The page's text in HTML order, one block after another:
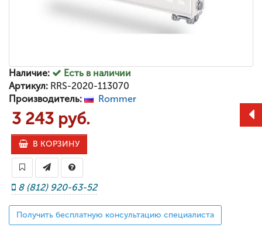
Наличие:
Есть в наличии
Артикул: RRS-2020-113070
Производитель:
Rommer
3 243 руб.
В КОРЗИНУ
8 (812) 920-63-52
Получить бесплатную консультацию специалиста